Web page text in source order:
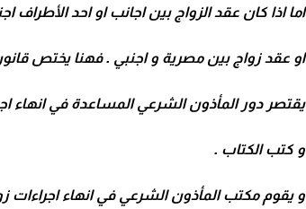
اما اذا كان عقد الزواج بين اجانب او احد
او عقد زواج بين مصرية و اجنبي . فهنا يختص
يقتصر دور المأذون الشرعي المساعدة في انهاء
و كتب الكتاب .
و يقوم مكتب المأذون الشرعي في انهاء اجراءات